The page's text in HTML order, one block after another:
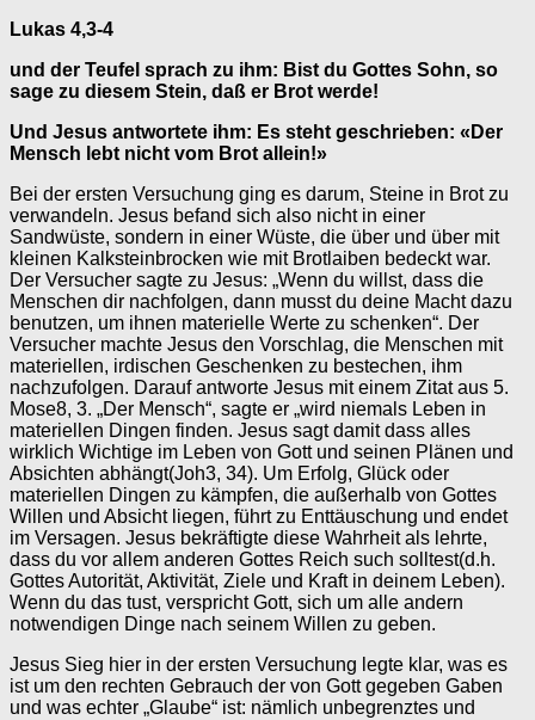
Lukas 4,3-4
und der Teufel sprach zu ihm: Bist du Gottes Sohn, so
sage zu diesem Stein, daß er Brot werde!
Und Jesus antwortete ihm: Es steht geschrieben: «Der
Mensch lebt nicht vom Brot allein!»
Bei der ersten Versuchung ging es darum, Steine in Brot zu
verwandeln. Jesus befand sich also nicht in einer
Sandwüste, sondern in einer Wüste, die über und über mit
kleinen Kalksteinbrocken wie mit Brotlaiben bedeckt war.
Der Versucher sagte zu Jesus: „Wenn du willst, dass die
Menschen dir nachfolgen, dann musst du deine Macht dazu
benutzen, um ihnen materielle Werte zu schenken“. Der
Versucher machte Jesus den Vorschlag, die Menschen mit
materiellen, irdischen Geschenken zu bestechen, ihm
nachzufolgen. Darauf antworte Jesus mit einem Zitat aus 5.
Mose8, 3. „Der Mensch“, sagte er „wird niemals Leben in
materiellen Dingen finden. Jesus sagt damit dass alles
wirklich Wichtige im Leben von Gott und seinen Plänen und
Absichten abhängt(Joh3, 34). Um Erfolg, Glück oder
materiellen Dingen zu kämpfen, die außerhalb von Gottes
Willen und Absicht liegen, führt zu Enttäuschung und endet
im Versagen. Jesus bekräftigte diese Wahrheit als lehrte,
dass du vor allem anderen Gottes Reich such solltest(d.h.
Gottes Autorität, Aktivität, Ziele und Kraft in deinem Leben).
Wenn du das tust, verspricht Gott, sich um alle andern
notwendigen Dinge nach seinem Willen zu geben.
Jesus Sieg hier in der ersten Versuchung legte klar, was es
ist um den rechten Gebrauch der von Gott gegeben Gaben
und was echter „Glaube“ ist: nämlich unbegrenztes und